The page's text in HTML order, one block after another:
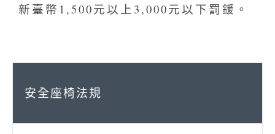
新臺幣1,500元以上3,000元以下罰鍰。